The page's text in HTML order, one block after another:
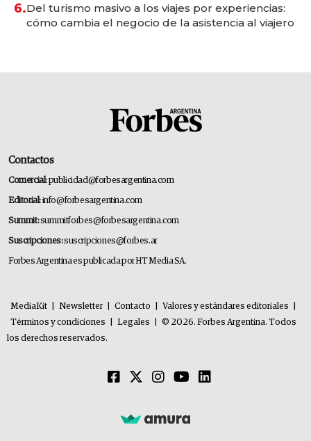
6.Del turismo masivo a los viajes por experiencias:
cómo cambia el negocio de la asistencia al viajero
Contactos
Comercial:publicidad@forbesargentina.com
Editorial:info@forbesargentina.com
Summit:summitforbes@forbesargentina.com
Suscripciones:suscripciones@forbes.ar
Forbes Argentina es publicada por HT Media SA.
MediaKit Newsletter Contacto Valores y estándares editoriales
Términos y condiciones
Legales
© 2026. Forbes Argentina. Todos
los derechos reservados.